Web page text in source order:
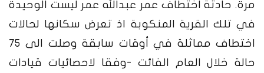
مرة. حادثة اختطاف عمر عبدالله عمر ليست الوحيدة
في تلك القرية المنكوبة اذ تعرض سكانها لحالات
اختطاف مماثلة في أوقات سابقة وصلت الى 75
حالة خلال العام الفائت -وفقا لاحصائيات قيادات